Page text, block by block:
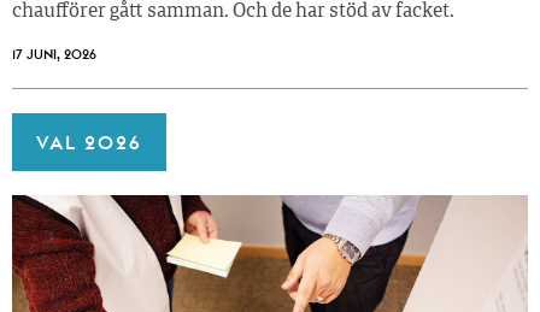
chaufförer gått samman. Och de har stöd av facket.
17 JUNI, 2026
VAL 2026